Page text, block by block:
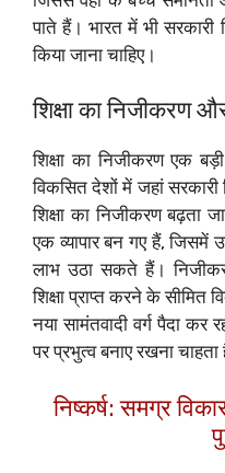
पाते हैं। भारत में भी सरकारी
किया जाना चाहिए।
शिक्षा का निजीकरण
शिक्षा का निजीकरण एक
विकसित देशों में जहां सरकारी
शिक्षा का निजीकरण बढ़ता
एक व्यापार बन गए हैं,
लाभ उठा सकते हैं।
शिक्षा प्राप्त करने के
नया सामंतवादी वर्ग पैदा कर
पर प्रभुत्व बनाए रखना चाहता
निष्कर्ष: समग्र